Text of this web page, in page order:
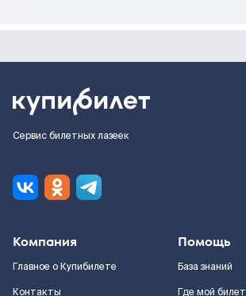
Сервис билетных лазеек
Компания
Главное о Купибилете
Контакты
Помощь
База знаний
Где мой билет